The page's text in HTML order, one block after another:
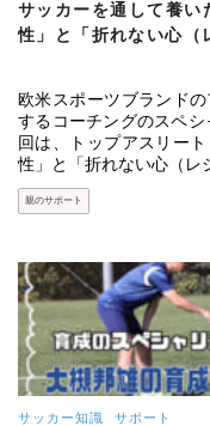
サッカーを通して養い
性」と「折れない心（
欧米スポーツブランド
するコーチングのスペ
回は、トップアスリー
性」と「折れない心（
親のサポート
サッカー知識 サポート